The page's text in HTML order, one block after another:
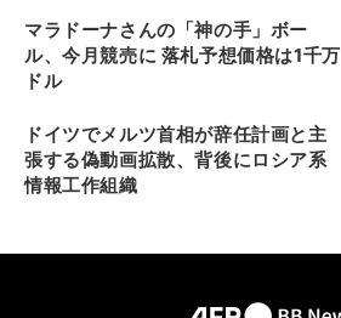
マラドーナさんの「神の手」ボー
ル、今月競売に 落札予想価格は1千万
ドル
ドイツでメルツ首相が辞任計画と主
張する偽動画拡散、背後にロシア系
情報工作組織